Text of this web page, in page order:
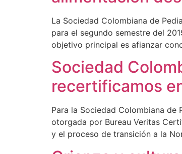
La Sociedad Colombiana de
para el segundo semestre del
objetivo principal es afianzar
Sociedad
recertificamos
Para la Sociedad Colombiana
otorgada por Bureau Veritas
y el proceso de transición a la